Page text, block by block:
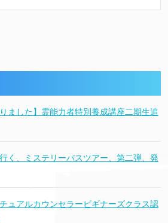
ました】霊能力者特別養成講座二期生追
く、ミステリーバスツアー、第二弾、発
ュアルカウンセラービギナーズクラス認